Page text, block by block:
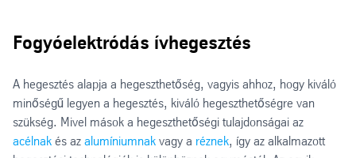
Fogyóelektródás ívhegesztés
A hegesztés alapja a hegeszthetőség, vagyis ahhoz, hogy kiváló
minőségű legyen a hegesztés, kiváló hegeszthetőségre van
szükség. Mivel mások a hegeszthetőségi tulajdonságai az
acélnak és az alumíniumnak vagy a réznek, így az alkalmazott